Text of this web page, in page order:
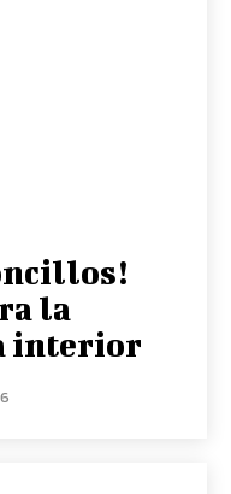
la
interior